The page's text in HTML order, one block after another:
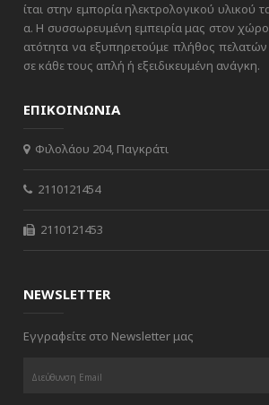
ίται στην εμπορία ηλεκτρολογικού υλικού
α. Η συσσωρευμένη εμπειρία μας στον
ατότητα να εξυπηρετούμε πλήθος πελατών
σε κάθε τους απλή ή εξειδικευμένη ανάγκη.
ΕΠΙΚΟΙΝΩΝΙΑ
Φιλολάου 204, Παγκράτι
2110121454
2110121453
NEWSLETTER
Εγγραφείτε στο Newsletter μας